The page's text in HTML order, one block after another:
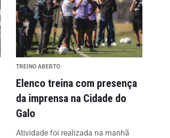
TREINO ABERTO
Elenco treina com presença
da imprensa na Cidade do
Galo
Atividade foi realizada na manhã